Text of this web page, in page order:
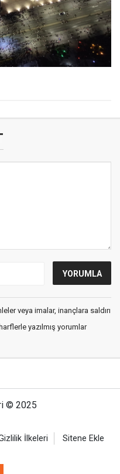
veya imalar, inançlara saldırı
yazılmış yorumlar
© 2025
İlkeleri Sitene Ekle